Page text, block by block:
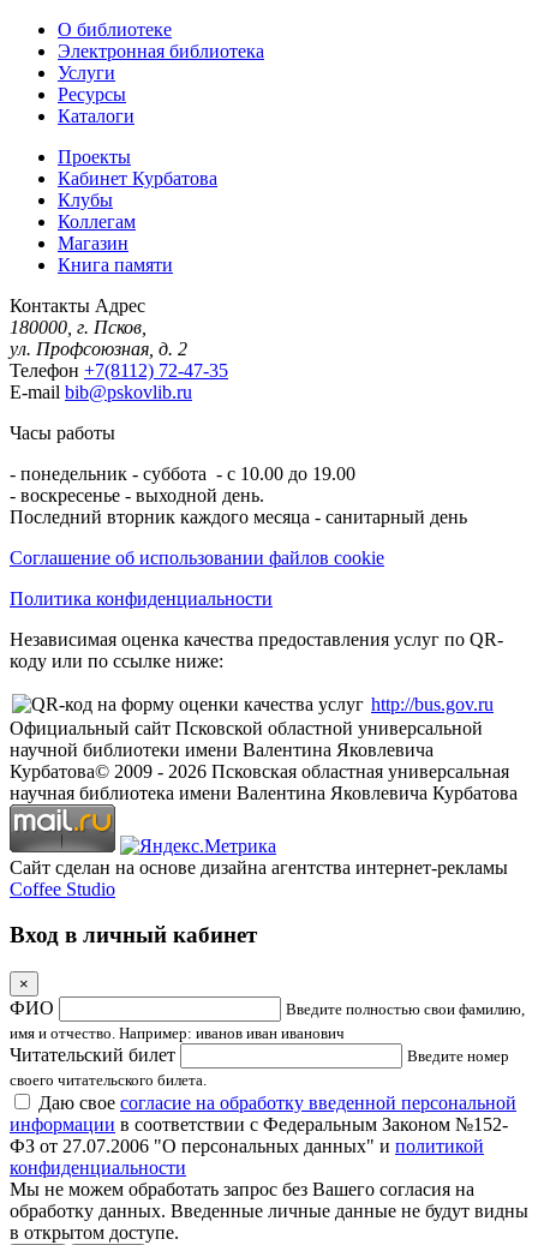
О библиотеке
Электронная библиотека
Услуги
Ресурсы
Каталоги
Проекты
Кабинет Курбатова
Клубы
Коллегам
Магазин
Книга памяти
Контакты Адрес
180000, г. Псков,
ул. Профсоюзная, д. 2
Телефон +7(8112) 72-47-35
E-mail bib@pskovlib.ru
Часы работы
- понедельник - суббота - с 10.00 до 19.00
- воскресенье - выходной день.
Последний вторник каждого месяца - санитарный день
Соглашение об использовании файлов cookie
Политика конфиденциальности
Независимая оценка качества предоставления услуг по QR-
коду или по ссылке ниже:
http://bus.gov.ru
Официальный сайт Псковской областной универсальной
научной библиотеки имени Валентина Яковлевича
Курбатова© 2009 - 2026 Псковская областная универсальная
научная библиотека имени Валентина Яковлевича Курбатова
Сайт сделан на основе дизайна агентства интернет-рекламы
Coffee Studio
Вход в личный кабинет
×
ФИО
Введите полностью свои фамилию,
имя и отчество. Например: иванов иван иванович
Читательский билет
Введите номер
своего читательского билета.
Даю свое согласие на обработку введенной персональной
информации в соответствии с Федеральным Законом №152-
ФЗ от 27.07.2006 "О персональных данных" и политикой
конфиденциальности
Мы не можем обработать запрос без Вашего согласия на
обработку данных. Введенные личные данные не будут видны
в открытом доступе.